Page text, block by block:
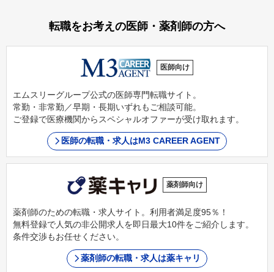
転職をお考えの医師・薬剤師の方へ
医師向け
エムスリーグループ公式の医師専門転職サイト。
常勤・非常勤／早期・長期いずれもご相談可能。
ご登録で医療機関からスペシャルオファーが受け取れます。
医師の転職・求人はM3 CAREER AGENT
薬剤師向け
薬剤師のための転職・求人サイト。利用者満足度95％！
無料登録で人気の非公開求人を即日最大10件をご紹介します。
条件交渉もお任せください。
薬剤師の転職・求人は薬キャリ